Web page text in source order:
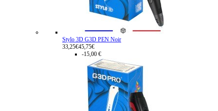
Stylo 3D G3D PEN Noir
33,25€45,75€
-15,00 €